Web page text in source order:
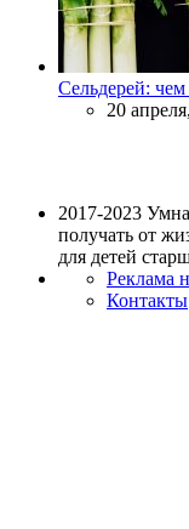
Сельдерей: чем
20
2017-2023
получать от
для детей
Реклама
Контакты